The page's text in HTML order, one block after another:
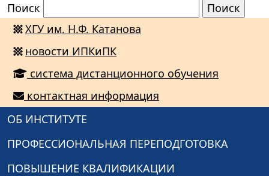
Поиск
ХГУ им. Н.Ф. Катанова
новости ИПКиПК
система дистанционного обучения
контактная информация
ОБ ИНСТИТУТЕ
ПРОФЕССИОНАЛЬНАЯ ПЕРЕПОДГОТОВКА
ПОВЫШЕНИЕ КВАЛИФИКАЦИИ